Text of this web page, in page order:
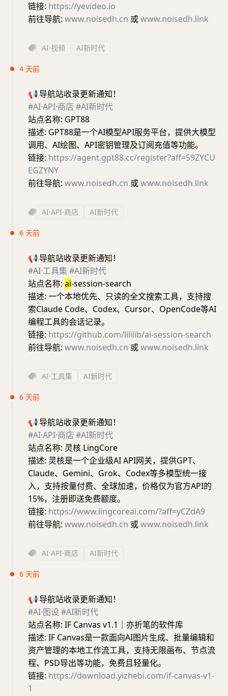
链接: https://yevideo.io
前往导航: www.noisedh.cn 或www.noisedh.link
AI·视频 AI新时代
4 天前
📢导航站收录更新通知！
#AI·API·商店 #AI新时代
站点名称: GPT88
描述: GPT88是一个AI模型API服务平台，提供大模型
调用、AI绘图、API密钥管理及订阅充值等功能。
链接: https://agent.gpt88.cc/register?aff=59ZYCU
EGZYNY
前往导航: www.noisedh.cn 或www.noisedh.link
AI·API·商店 AI新时代
6 天前
📢导航站收录更新通知！
#AI·工具集 #AI新时代
站点名称: ai-session-search
描述: 一个本地优先、只读的全文搜索工具，支持搜
索Claude Code、Codex、Cursor、OpenCode等AI
编程工具的会话记录。
链接: https://github.com/lililib/ai-session-search
前往导航: www.noisedh.cn 或www.noisedh.link
AI·工具集 AI新时代
6 天前
📢导航站收录更新通知！
#AI·API·商店 #AI新时代
站点名称: 灵核 LingCore
描述: 灵核是一个企业级AI API网关，提供GPT、
Claude、Gemini、Grok、Codex等多模型统一接
入，支持按量付费、全球加速，价格仅为官方API的
15%，注册即送免费额度。
链接: https://www.lingcoreai.com/?aff=yCZdA9
前往导航: www.noisedh.cn 或www.noisedh.link
AI·API·商店 AI新时代
6 天前
📢导航站收录更新通知！
#AI·图设 #AI新时代
站点名称: IF Canvas v1.1｜亦折笔的软件库
描述: IF Canvas是一款面向AI图片生成、批量编辑和
资产管理的本地工作流工具，支持无限画布、节点流
程、PSD导出等功能，免费且轻量化。
链接: https://download.yizhebi.com/if-canvas-v1-
1